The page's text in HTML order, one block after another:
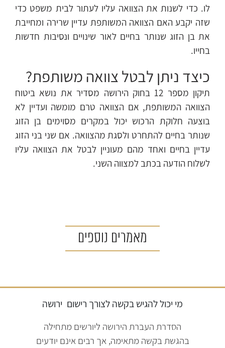
לו. כדי לשנות את הצוואה עליו לעתור לבית משפט כדי
שזה יקבע האם הצוואה המשותפת עדיין שרירה ומחייבת
את בן הזוג שנותר בחיים לאור שינויים ונסיבות חדשות
בחייו.
כיצד ניתן לבטל צוואה משותפת?
תיקון מספר 12 בחוק הירושה מסדיר את נושא ביטוח
הצוואה המשותפת, אם הצוואה טרם מומשה ועדיין לא
בוצעה חלוקת הרכוש יכול במקרים מסוימים בן הזוג
שנותר בחיים להתחרט ולסגת מהצוואה. אם שני בני הזוג
עדיין בחיים ואחד מהם מעוניין לבטל את הצוואה עליו
לשלוח הודעה בכתב למצווה השני.
מאמרים נוספים
מי יכול להגיש בקשה לצורך רישום ירושה
הסדרת העברת הירושה ליורשים מתחילה
בהגשת בקשה מתאימה, אך רבים אינם יודעים